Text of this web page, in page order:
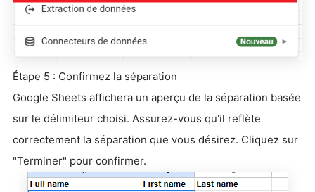
Étape 5 : Confirmez la séparation
Google Sheets affichera un aperçu de la séparation basée
sur le délimiteur choisi. Assurez-vous qu'il reflète
correctement la séparation que vous désirez. Cliquez sur
"Terminer" pour confirmer.